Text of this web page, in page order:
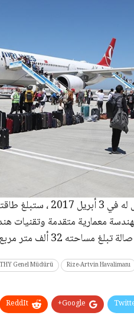
بهندسة معمارية متقدمة وتقنيات
Rize-Artvin Havalimanı
THY Genel Müdürü
Google+
ReddIt